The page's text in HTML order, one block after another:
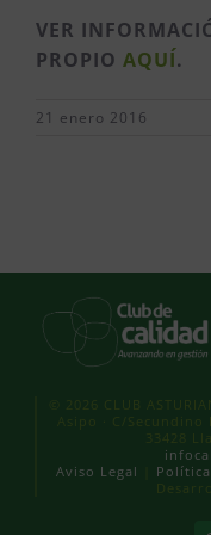
VER
PROPIO AQUÍ.
21 enero 2016
© 2026 CLUB
Asipo · C/
33428
Aviso Legal